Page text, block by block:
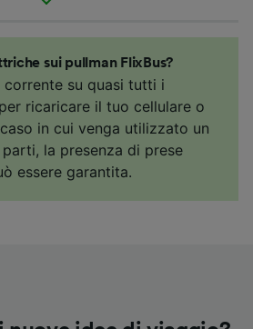
sui pullman FlixBus?
corrente su quasi tutti i
ricaricare il tuo cellulare o
in cui venga utilizzato un
la presenza di prese
essere garantita.